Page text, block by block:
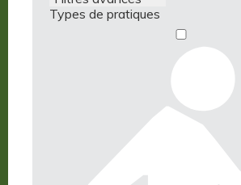
Types de pratiques